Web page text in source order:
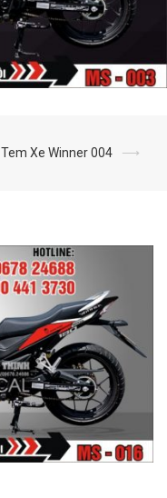
Tem Xe Winner 004 ⟶